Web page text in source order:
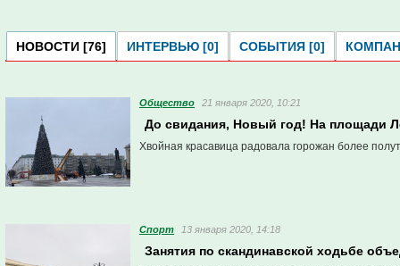
НОВОСТИ [76] ИНТЕРВЬЮ [0] СОБЫТИЯ [0]
Общество 21 января 2020, 10:21
До свидания, Новый год! На площади
Хвойная красавица радовала горожан более
Спорт 13 января 2020, 14:18
Занятия по скандинавской ходьбе